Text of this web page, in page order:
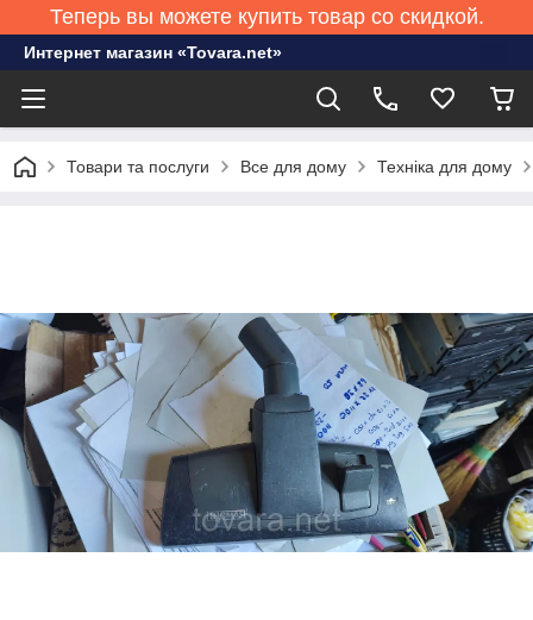
Теперь вы можете купить товар со скидкой.
Интернет магазин «Tovara.net»
Товари та послуги Все для дому Техніка для дому